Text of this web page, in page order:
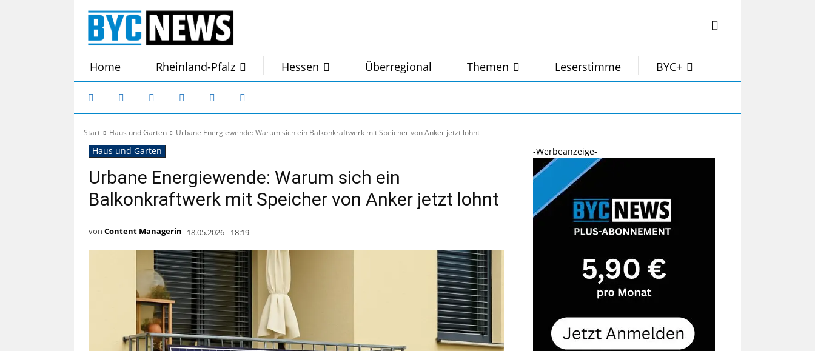
Home Rheinland-Pfalz Hessen Überregional Themen Leserstimme BYC+
Start Haus und Garten Urbane Energiewende: Warum sich ein Balkonkraftwerk mit Speicher von Anker jetzt lohnt
Haus und Garten
Urbane Energiewende: Warum sich ein
Balkonkraftwerk mit Speicher von Anker jetzt lohnt
von Content Managerin 18.05.2026 - 18:19
-Werbeanzeige-